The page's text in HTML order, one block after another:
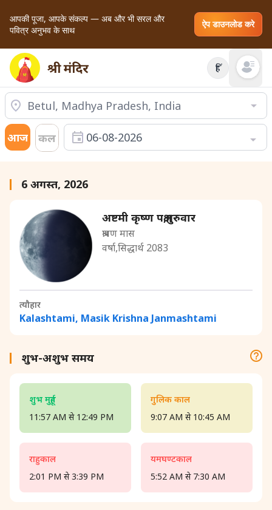
आपकी पूजा, आपके संकल्प — अब और भी सरल और
पवित्र अनुभव के साथ
ऐप डाउनलोड करे
हिं Open
आज कल 06-08-2026
6 अगस्त, 2026
अष्टमी कृष्ण पक्ष,गुरुवार
श्रावण मास
वर्षा,सिद्धार्थ 2083
त्यौहार
Kalashtami, Masik Krishna Janmashtami
शुभ-अशुभ समय
शुभ मुहूर्त
11:57 AM से 12:49 PM
राहुकाल
2:01 PM से 3:39 PM
गुलिक काल
9:07 AM से 10:45 AM
यमघण्टकाल
5:52 AM से 7:30 AM